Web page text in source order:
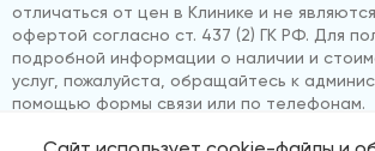
отличаться от цен в Клинике и не
офертой согласно ст. 437 (2) ГК РФ. Для
подробной информации о наличии и
услуг, пожалуйста, обращайтесь к
помощью формы связи или по телефонам.